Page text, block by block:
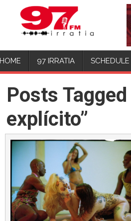
HOME 97 IRRATIA SCHEDULE
Posts
explícito”